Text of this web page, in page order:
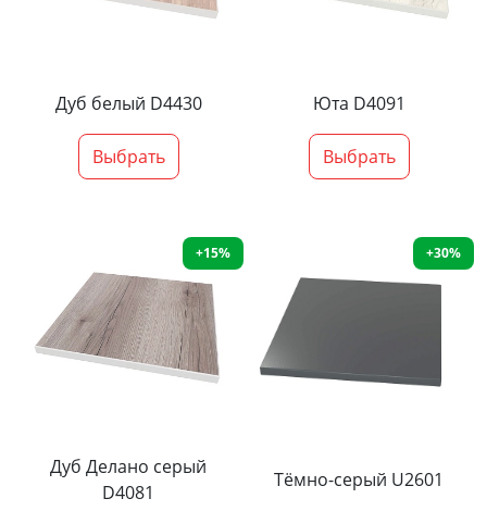
Дуб белый D4430
Выбрать
Юта D4091
Выбрать
+15%
Дуб Делано серый
D4081
+30%
Тёмно-серый U2601